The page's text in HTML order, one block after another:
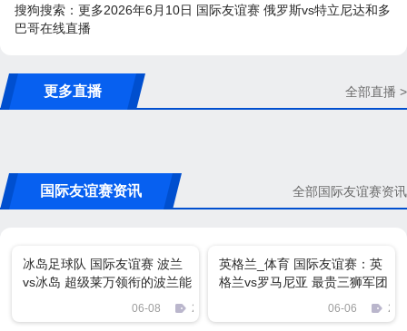
搜狗搜索：更多2026年6月10日 国际友谊赛 俄罗斯vs特立尼达和多
巴哥在线直播
更多直播 全部直播 >
国际友谊赛资讯 全部国际友谊赛资讯
冰岛足球队 国际友谊赛 波兰
vs冰岛 超级莱万领衔的波兰能
06-08 2714
英格兰_体育 国际友谊赛：英
格兰vs罗马尼亚 最贵三狮军团
06-06